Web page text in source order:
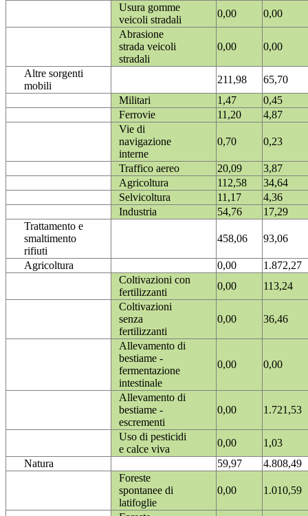
Usura gomme
veicoli stradali
0,00
0,00
Abrasione
strada veicoli
stradali
0,00 0,00
Altre sorgenti
mobili
211,98
65,70
Militari
1,47
0,45
Ferrovie
11,20
4,87
Vie di
navigazione
interne
0,70 0,23
Traffico aereo 20,09
3,87
Agricoltura
112,58
34,64
Selvicoltura
11,17
4,36
Industria
54,76
17,29
Trattamento e
smaltimento
rifiuti
458,06 93,06
Agricoltura 0,00
1.872,27
Coltivazioni con
fertilizzanti
0,00
113,24
Coltivazioni
senza
fertilizzanti
0,00 36,46
Allevamento di
bestiame -
fermentazione
intestinale
0,00 0,00
Allevamento di
bestiame -
escrementi
0,00 1.721,53
Uso di pesticidi
e calce viva
0,00
1,03
Natura
59,97
4.808,49
Foreste
spontanee di
latifoglie
0,00 1.010,59